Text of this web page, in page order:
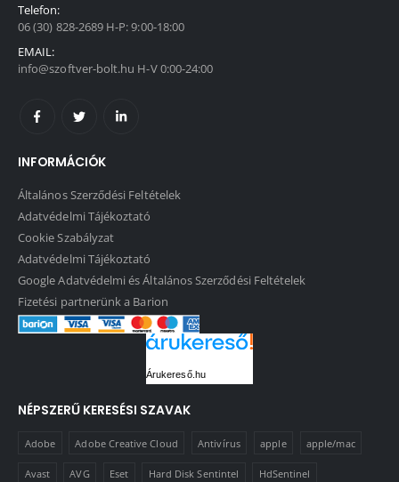
Telefon:
06 (30) 828-2689 H-P: 9:00-18:00
EMAIL:
info@szoftver-bolt.hu H-V 0:00-24:00
INFORMÁCIÓK
Általános Szerződési Feltételek
Adatvédelmi Tájékoztató
Cookie Szabályzat
Adatvédelmi Tájékoztató
Google Adatvédelmi és Általános Szerződési Feltételek
Fizetési partnerünk a Barion
Árukereső.hu
NÉPSZERŰ KERESÉSI SZAVAK
Adobe Adobe Creative Cloud Antivírus apple apple/mac
Avast AVG Eset Hard Disk Sentintel HdSentinel